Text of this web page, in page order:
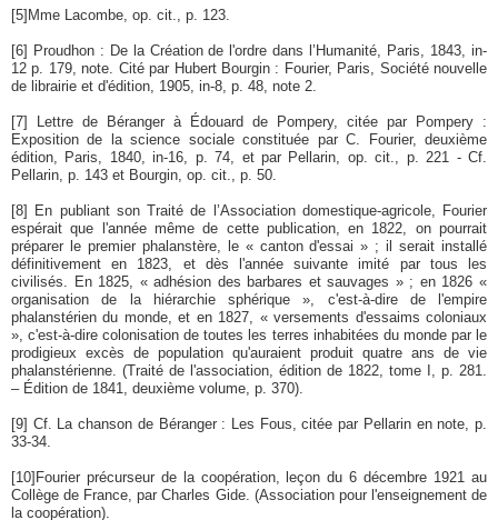
[5] Mme Lacombe, op. cit., p. 123.
[6]
Proudhon : De la Création de l'ordre dans l’Humanité, Paris, 1843, in-
12 p. 179, note. Cité par Hubert Bourgin : Fourier, Paris, Société nouvelle
de librairie et d'édition, 1905, in-8, p. 48, note 2.
[7]
Lettre de Béranger à Édouard de Pompery, citée par Pompery :
Exposition de la science sociale constituée par C. Fourier, deuxième
édition, Paris, 1840, in-16, p. 74, et par Pellarin, op. cit., p. 221 - Cf.
Pellarin, p. 143 et Bourgin, op. cit., p. 50.
[8]
En publiant son Traité de l’Association domestique-agricole, Fourier
espérait que l'année même de cette publication, en 1822, on pourrait
préparer le premier phalanstère, le « canton d'essai » ; il serait installé
définitivement en 1823, et dès l'année suivante imité par tous les
civilisés. En 1825, « adhésion des barbares et sauvages » ; en 1826 «
organisation de la hiérarchie sphérique », c'est-à-dire de l'empire
phalanstérien du monde, et en 1827, « versements d'essaims coloniaux
», c'est-à-dire colonisation de toutes les terres inhabitées du monde par le
prodigieux excès de population qu'auraient produit quatre ans de vie
phalanstérienne. (Traité de l'association, édition de 1822, tome I, p. 281.
– Édition de 1841, deuxième volume, p. 370).
[9]
Cf. La chanson de Béranger : Les Fous, citée par Pellarin en note, p.
33-34.
[10] Fourier précurseur de la coopération, leçon du 6 décembre 1921 au
Collège de France, par Charles Gide. (Association pour l'enseignement de
la coopération).